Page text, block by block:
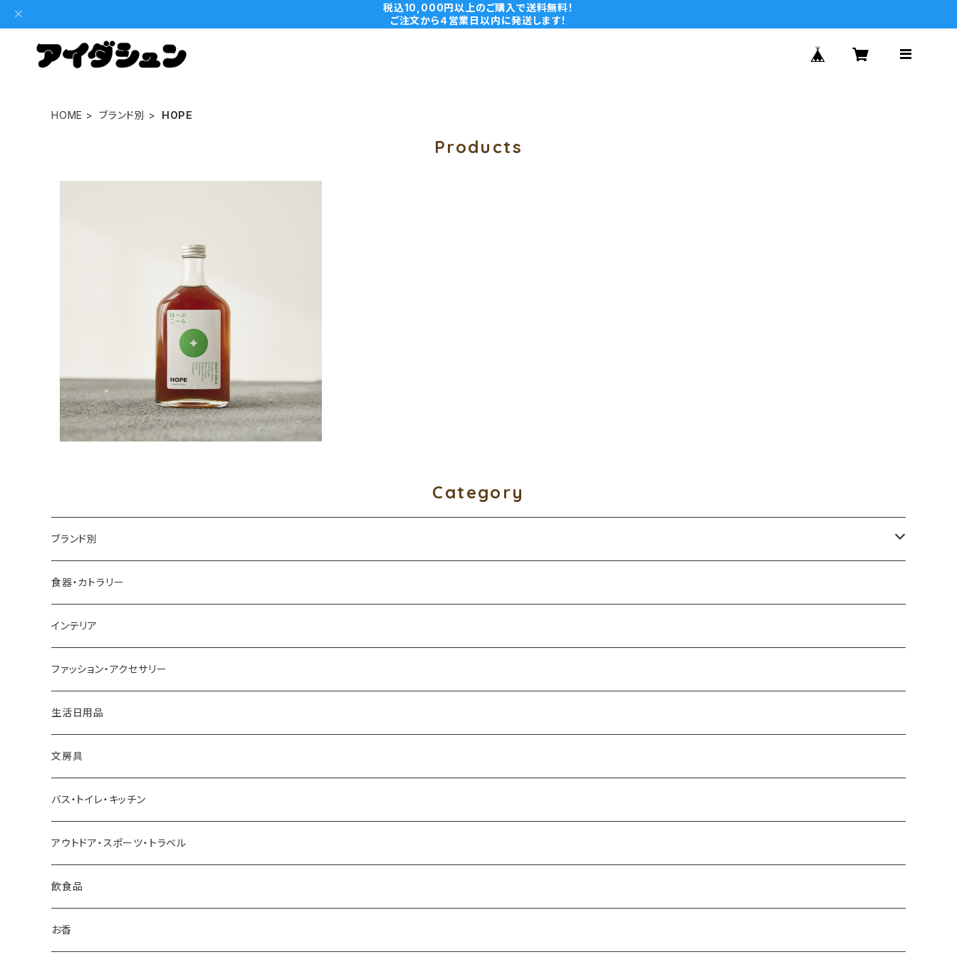
税込10,000円以上のご購入で送料無料！
ご注文から４営業日以内に発送します！
HOME ブランド別 HOPE
Products
ほーぷバーガー ほーぷこーらシロップ
¥1,760
Category
ブランド別
アイダシュン ／ by age 18 オリジナル
四十沢木材工芸
アッシュコンセプト
近江和ろうそく大與／DAIYO
Oowets
KIKIME
コロリドー
THE
THE NODOKA
食器・カトラリー
インテリア
ファッション・アクセサリー
生活日用品
文房具
バス・トイレ・キッチン
アウトドア・スポーツ・トラベル
飲食品
お香